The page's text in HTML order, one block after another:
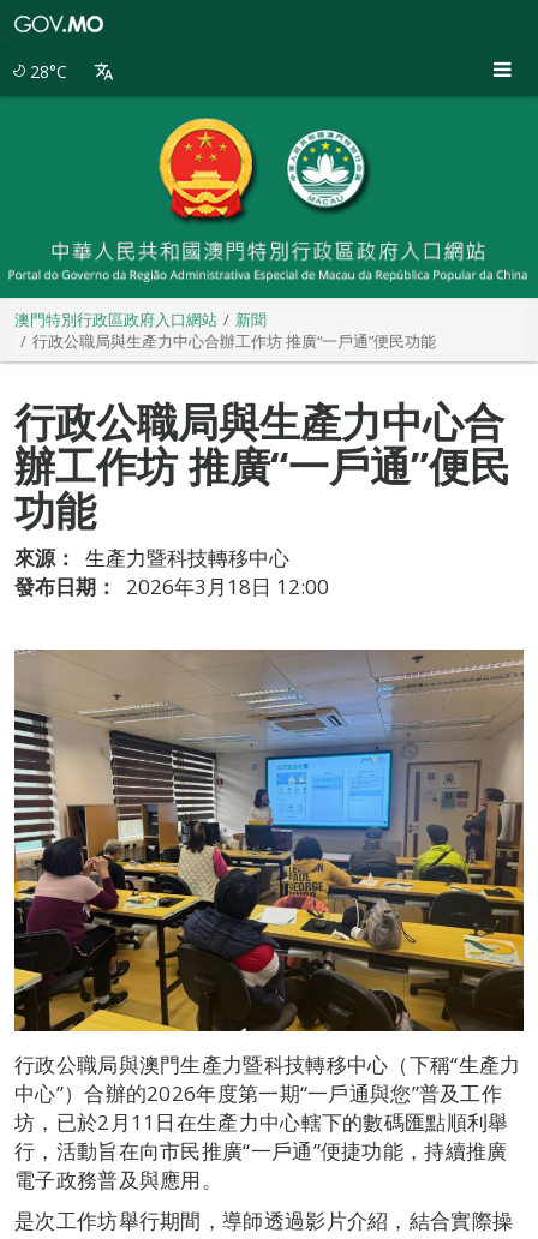
28°C
澳門特別行政區政府入口網站
新聞
行政公職局與生產力中心合辦工作坊 推廣“一戶通”便民功能
行政公職局與生產力中心合
辦工作坊 推廣“一戶通”便民
功能
來源：
生產力暨科技轉移中心
發布日期：
2026年3月18日 12:00
行政公職局與澳門生產力暨科技轉移中心（下稱“生產力
中心”）合辦的2026年度第一期“一戶通與您”普及工作
坊，已於2月11日在生產力中心轄下的數碼匯點順利舉
行，活動旨在向市民推廣“一戶通”便捷功能，持續推廣
電子政務普及與應用。
是次工作坊舉行期間，導師透過影片介紹，結合實際操